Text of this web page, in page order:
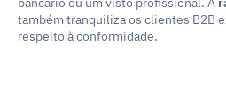
também tranquiliza os clientes B2B
respeito à conformidade.